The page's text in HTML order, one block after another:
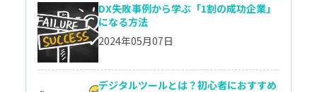
DX失敗事例から学ぶ「1割の成功企業」
になる方法
2024年05月07日
デジタルツールとは？初心者におすすめ